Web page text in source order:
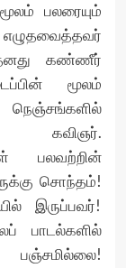
பலரையும்
தனது கண்ணீர்
மூலம்
கவிஞர்.
பலவற்றின்
சொந்தம்!
இருப்பவர்!
பாடல்களில்
பஞ்சமில்லை!